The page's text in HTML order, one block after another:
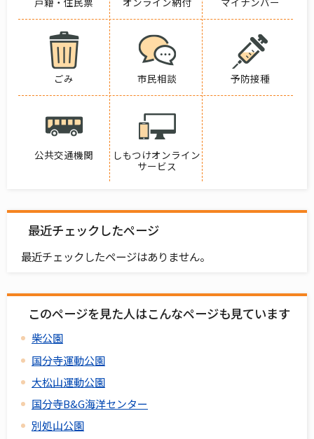
ごみ 市民相談 予防接種
公共交通機関
しもつけオンライン
サービス
最近チェックしたページ
最近チェックしたページはありません。
このページを見た人はこんなページも見ています
柴公園
国分寺運動公園
大松山運動公園
国分寺B&G海洋センター
別処山公園